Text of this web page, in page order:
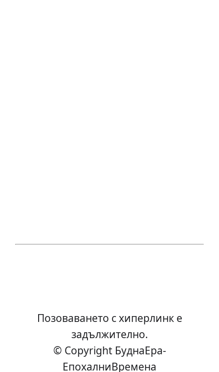
Позоваването с хиперлинк е
задължително.
© Copyright БуднаEра-
ЕпохалниВремена